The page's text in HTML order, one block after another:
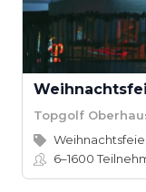
Topgolf
6–1600